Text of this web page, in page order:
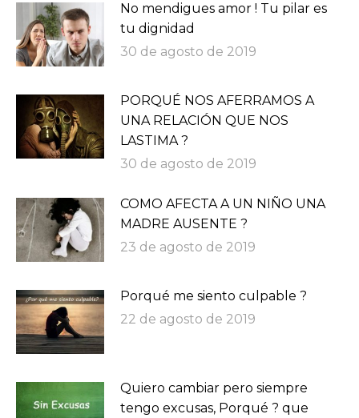
No mendigues amor ! Tu pilar es
tu dignidad
30 de agosto de 2019
PORQUÉ NOS AFERRAMOS A
UNA RELACIÓN QUE NOS
LASTIMA ?
30 de agosto de 2019
COMO AFECTA A UN NIÑO UNA
MADRE AUSENTE ?
23 de agosto de 2019
Porqué me siento culpable ?
22 de agosto de 2019
Quiero cambiar pero siempre
tengo excusas, Porqué ? que